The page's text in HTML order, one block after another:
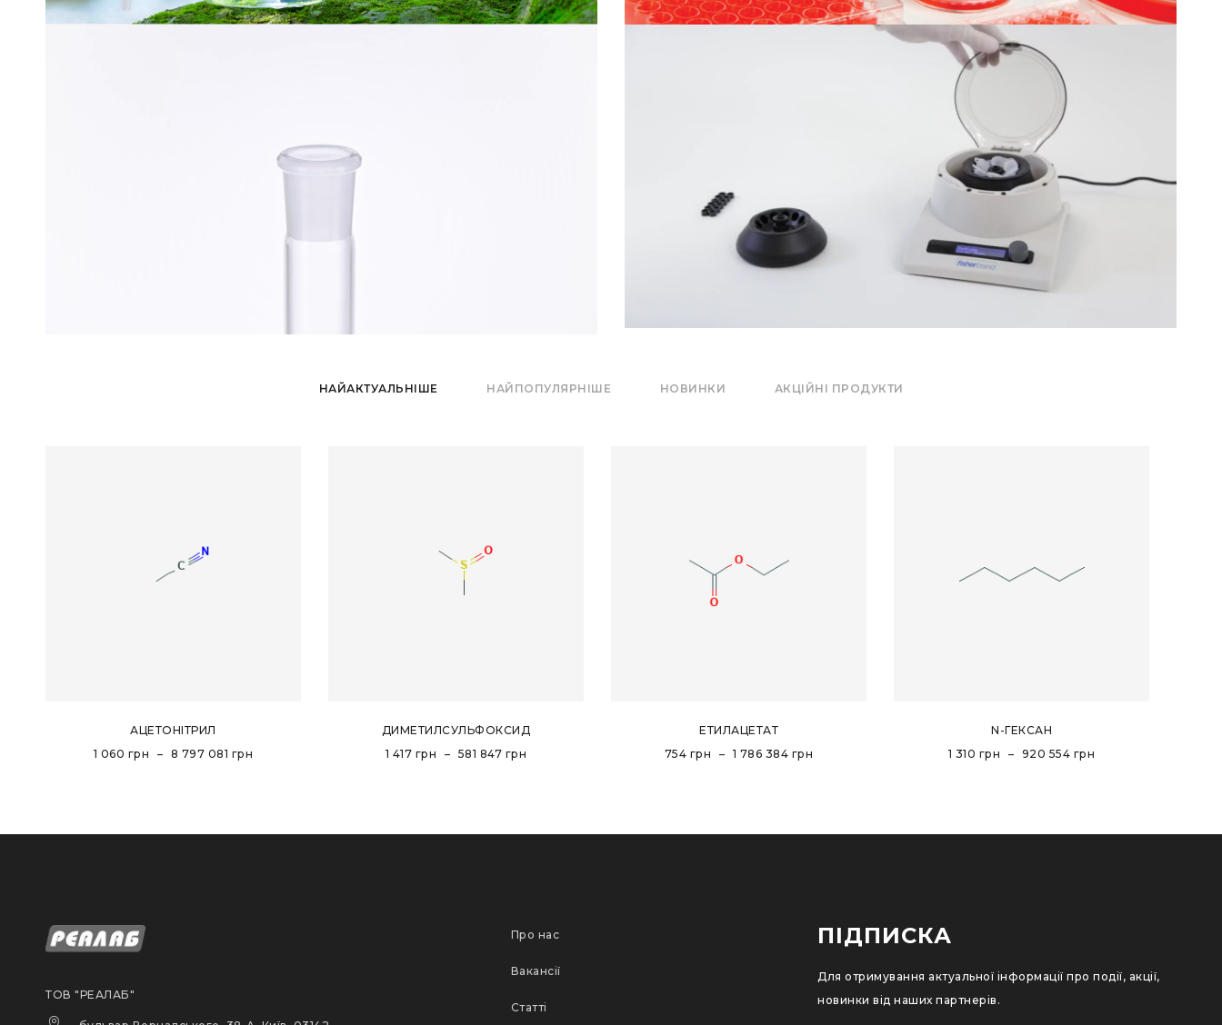
НАЙАКТУАЛЬНІШЕ НАЙПОПУЛЯРНІШЕ НОВИНКИ АКЦІЙНІ ПРОДУКТИ
АЦЕТОНІТРИЛ
1 060 грн – 8 797 081 грн
ДИМЕТИЛСУЛЬФОКСИД
1 417 грн – 581 847 грн
ЕТИЛАЦЕТАТ
754 грн – 1 786 384 грн
N-ГЕКСАН
1 310 грн – 920 554 грн
ТОВ "РЕАЛАБ"
Про нас
Вакансії
Статті
ПІДПИСКА
Для отримування актуальної інформації про події, акції,
новинки від наших партнерів.